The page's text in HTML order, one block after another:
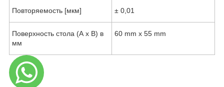
Повторяемость [мкм] ± 0,01
Поверхность стола (A x B) в
мм
60 mm x 55 mm